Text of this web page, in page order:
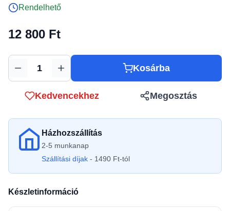
Rendelhető
12 800 Ft
Mennyiség Kosárba
Kedvencekhez Megosztás
Házhozszállítás
2-5 munkanap
Szállítási díjak - 1490 Ft-tól
Készletinformáció